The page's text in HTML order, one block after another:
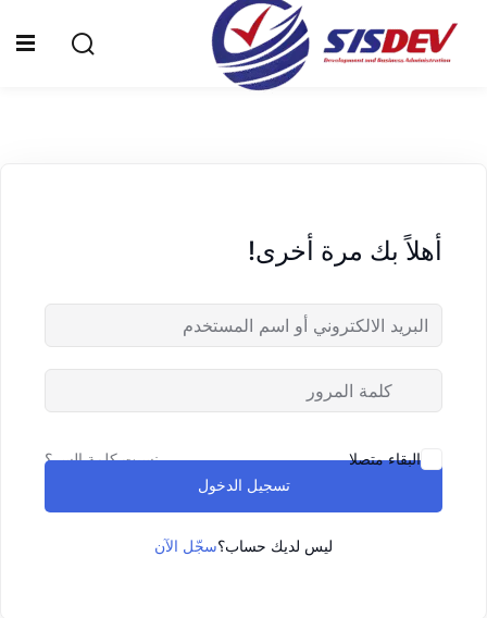
الشهادات
المدونة
تواصل معنا
أهلاً بك مرة أخرى!
البقاء متصلا نسيت كلمة السر؟
تسجيل الدخول
ليس لديك حساب؟سجّل الآن
Sign in
Remember me
Lost your password?